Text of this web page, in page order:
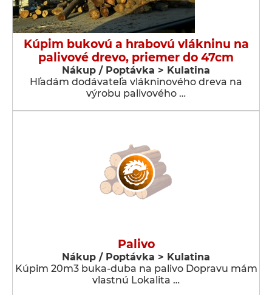
Kúpim bukovú a hrabovú vlákninu na
palivové drevo, priemer do 47cm
Nákup / Poptávka > Kulatina
Hľadám dodávateľa vlákninového dreva na
výrobu palivového …
Palivo
Nákup / Poptávka > Kulatina
Kúpim 20m3 buka-duba na palivo Dopravu mám
vlastnú Lokalita …